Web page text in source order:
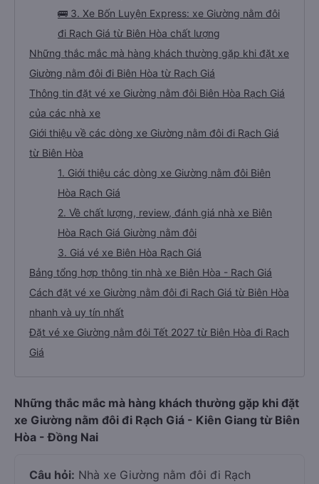
🚌 3. Xe Bốn Luyện Express: xe Giường nằm đôi
đi Rạch Giá từ Biên Hòa chất lượng
Những thắc mắc mà hàng khách thường gặp khi đặt xe
Giường nằm đôi đi Biên Hòa từ Rạch Giá
Thông tin đặt vé xe Giường nằm đôi Biên Hòa Rạch Giá
của các nhà xe
Giới thiệu về các dòng xe Giường nằm đôi đi Rạch Giá
từ Biên Hòa
1. Giới thiệu các dòng xe Giường nằm đôi Biên
Hòa Rạch Giá
2. Về chất lượng, review, đánh giá nhà xe Biên
Hòa Rạch Giá Giường nằm đôi
3. Giá vé xe Biên Hòa Rạch Giá
Bảng tổng hợp thông tin nhà xe Biên Hòa - Rạch Giá
Cách đặt vé xe Giường nằm đôi đi Rạch Giá từ Biên Hòa
nhanh và uy tín nhất
Đặt vé xe Giường nằm đôi Tết 2027 từ Biên Hòa đi Rạch
Giá
Những thắc mắc mà hàng khách thường gặp khi đặt
xe Giường nằm đôi đi Rạch Giá - Kiên Giang từ Biên
Hòa - Đồng Nai
Câu hỏi: Nhà xe Giường nằm đôi đi Rạch